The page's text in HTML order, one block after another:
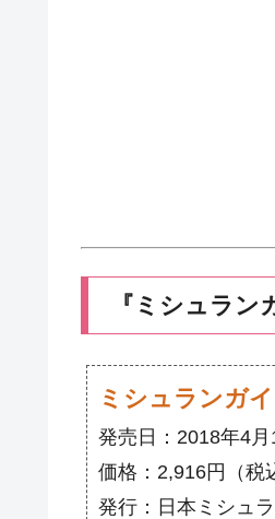
『ミシュラン
ミシュランガ
発売日：2018年4月
価格：2,916円（税
発行：日本ミシュ